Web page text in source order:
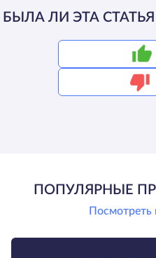
БЫЛА ЛИ ЭТА
ПОПУЛЯРНЫЕ
Посмотреть